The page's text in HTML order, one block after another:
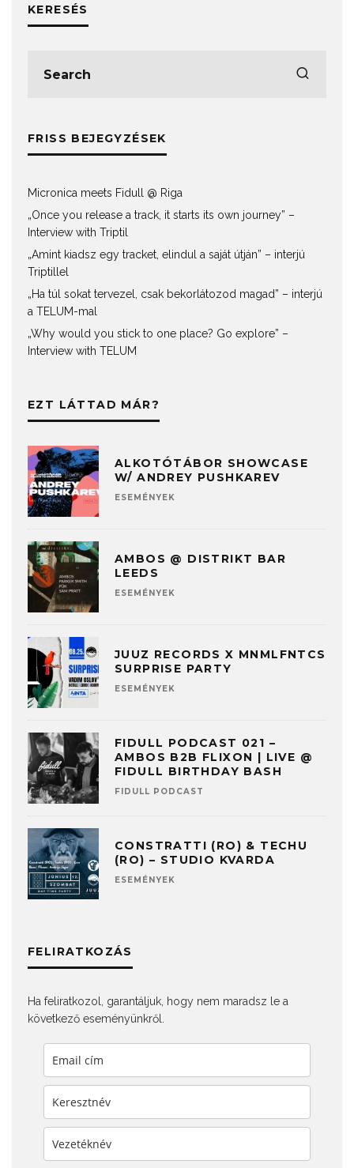
KERESÉS
FRISS BEJEGYZÉSEK
Micronica meets Fidull @ Riga
„Once you release a track, it starts its own journey” –
Interview with Triptil
„Amint kiadsz egy tracket, elindul a saját útján” – interjú
Triptillel
„Ha túl sokat tervezel, csak bekorlátozod magad” – interjú
a TELUM-mal
„Why would you stick to one place? Go explore” –
Interview with TELUM
EZT LÁTTAD MÁR?
ALKOTÓTÁBOR SHOWCASE
W/ ANDREY PUSHKAREV
ESEMÉNYEK
AMBOS @ DISTRIKT BAR
LEEDS
ESEMÉNYEK
JUUZ RECORDS X MNMLFNTCS
SURPRISE PARTY
ESEMÉNYEK
FIDULL PODCAST 021 –
AMBOS B2B FLIXON | LIVE @
FIDULL BIRTHDAY BASH
FIDULL PODCAST
CONSTRATTI (RO) & TECHU
(RO) – STUDIO KVARDA
ESEMÉNYEK
FELIRATKOZÁS
Ha feliratkozol, garantáljuk, hogy nem maradsz le a
következő eseményünkről.